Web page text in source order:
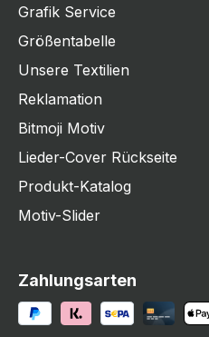
Grafik Service
Größentabelle
Unsere Textilien
Reklamation
Bitmoji Motiv
Lieder-Cover Rückseite
Produkt-Katalog
Motiv-Slider
Zahlungsarten